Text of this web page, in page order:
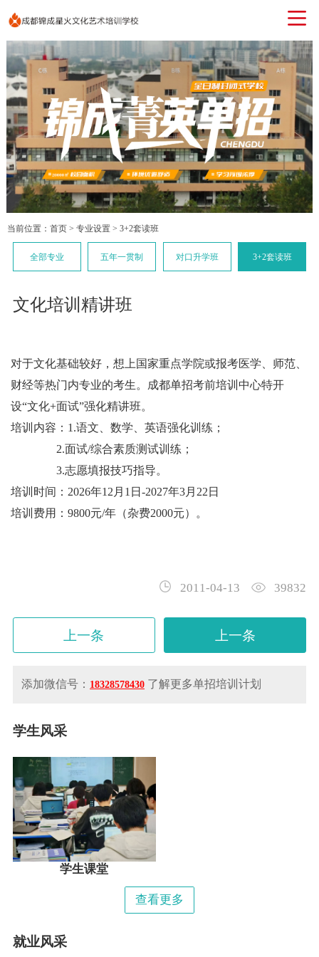
当前位置： 首页 > 专业设置 > 3+2套读班
全部专业 五年一贯制 对口升学班 3+2套读班
文化培训精讲班
对于文化基础较好，想上国家重点学院或报考医学、师范、
财经等热门内专业的考生。成都单招考前培训中心特开
设“文化+面试”强化精讲班。
培训内容：1.语文、数学、英语强化训练；
2.面试/综合素质测试训练；
3.志愿填报技巧指导。
培训时间：2026年12月1日-2027年3月22日
培训费用：9800元/年（杂费2000元）。
2011-04-13 39832
上一条 上一条
添加微信号： 18328578430 了解更多单招培训计划
学生风采
学生课堂
查看更多
就业风采